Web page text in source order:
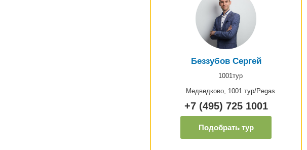
Беззубов Сергей
1001тур
Медведково, 1001 тур/Pegas
+7 (495) 725 1001
Подобрать тур